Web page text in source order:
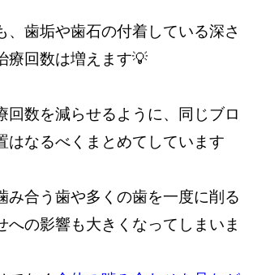
、歯垢や歯石の付着している深さ
療回数は増えます💡
回数を減らせるように、同じブロ
はなるべくまとめてしています
み合う歯や多くの歯を一度に削る
への影響も大きくなってしまいま